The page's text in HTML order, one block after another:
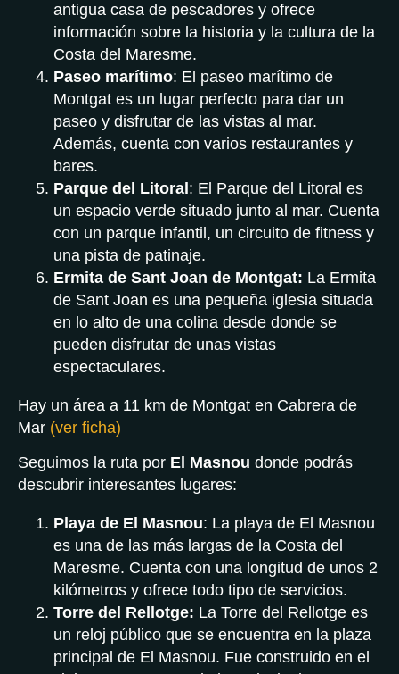
antigua casa de pescadores y ofrece
información sobre la historia y la cultura de la
Costa del Maresme.
Paseo marítimo: El paseo marítimo de
Montgat es un lugar perfecto para dar un
paseo y disfrutar de las vistas al mar.
Además, cuenta con varios restaurantes y
bares.
Parque del Litoral : El Parque del Litoral es
un espacio verde situado junto al mar. Cuenta
con un parque infantil, un circuito de fitness y
una pista de patinaje.
Ermita de Sant Joan de Montgat: La Ermita
de Sant Joan es una pequeña iglesia situada
en lo alto de una colina desde donde se
pueden disfrutar de unas vistas
espectaculares.
Hay un área a 11 km de Montgat en Cabrera de
Mar (ver ficha)
Seguimos la ruta por El Masnou donde podrás
descubrir interesantes lugares:
Playa de El Masnou: La playa de El Masnou
es una de las más largas de la Costa del
Maresme. Cuenta con una longitud de unos 2
kilómetros y ofrece todo tipo de servicios.
Torre del Rellotge: La Torre del Rellotge es
un reloj público que se encuentra en la plaza
principal de El Masnou. Fue construido en el